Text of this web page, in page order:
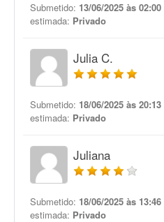
Submetido: 13/06/2025 às 02:00
estimada: Privado
Julia C.
Submetido: 18/06/2025 às 20:13
estimada: Privado
Juliana
Submetido: 18/06/2025 às 13:46
estimada: Privado